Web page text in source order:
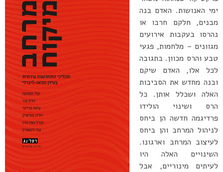
ימי האנושות. האדם בנה
מבנים, חלקם חרבו או
נהרסו בעקבות אירועים
מגוונים – מלחמות, פגעי
טבע והרס מכוון. בתגובה
לכל אלו, האדם שיקם
ובנה מחדש את הסביבות
האלה ושכלל אותן. כל
הרס ושינוי הולידו
פרדיגמה חדשה הן ביחס
לניהול המרחב והן ביחס
לעיצוב המרחב וארגונו.
השינויים האלה היו
לעיתים מינוריים, אבל